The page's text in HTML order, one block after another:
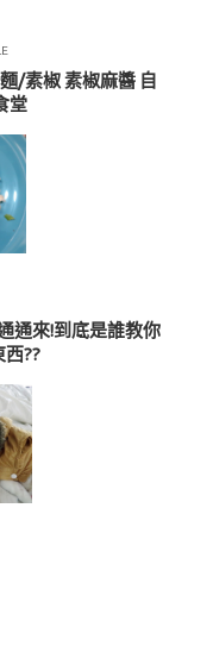
/素椒 素椒麻醬 自
堂
通來!到底是誰教你
??